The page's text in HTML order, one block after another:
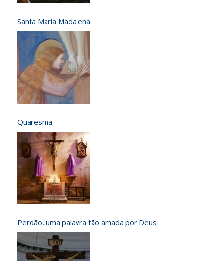
Santa Maria Madalena
Quaresma
Perdão, uma palavra tão amada por Deus